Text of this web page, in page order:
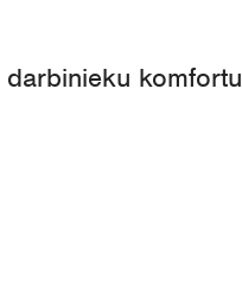
darbinieku komfortu